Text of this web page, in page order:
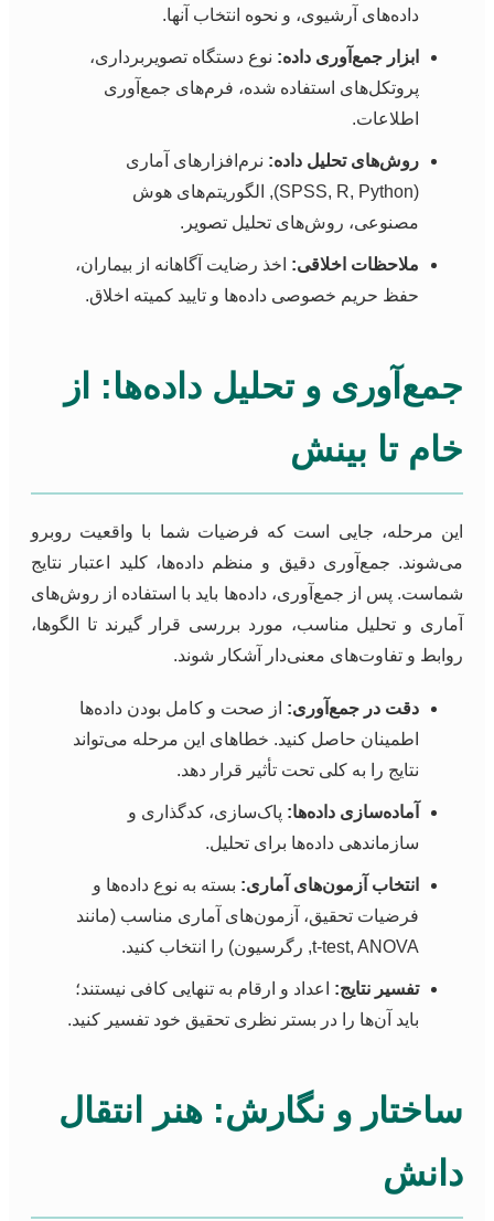
داده‌های آرشیوی، و نحوه انتخاب آنها.
ابزار جمع‌آوری داده: نوع دستگاه تصویربرداری،
پروتکل‌های استفاده شده، فرم‌های جمع‌آوری
اطلاعات.
روش‌های تحلیل داده: نرم‌افزارهای آماری
(SPSS, R, Python), الگوریتم‌های هوش
مصنوعی، روش‌های تحلیل تصویر.
ملاحظات اخلاقی: اخذ رضایت آگاهانه از بیماران،
حفظ حریم خصوصی داده‌ها و تایید کمیته اخلاق.
جمع‌آوری و تحلیل داده‌ها: از
خام تا بینش
این مرحله، جایی است که فرضیات شما با واقعیت روبرو
می‌شوند. جمع‌آوری دقیق و منظم داده‌ها، کلید اعتبار نتایج
شماست. پس از جمع‌آوری، داده‌ها باید با استفاده از روش‌های
آماری و تحلیل مناسب، مورد بررسی قرار گیرند تا الگوها،
روابط و تفاوت‌های معنی‌دار آشکار شوند.
دقت در جمع‌آوری: از صحت و کامل بودن داده‌ها
اطمینان حاصل کنید. خطاهای این مرحله می‌تواند
نتایج را به کلی تحت تأثیر قرار دهد.
آماده‌سازی داده‌ها: پاک‌سازی، کدگذاری و
سازماندهی داده‌ها برای تحلیل.
انتخاب آزمون‌های آماری: بسته به نوع داده‌ها و
فرضیات تحقیق، آزمون‌های آماری مناسب (مانند
t-test, ANOVA, رگرسیون) را انتخاب کنید.
تفسیر نتایج: اعداد و ارقام به تنهایی کافی نیستند؛
باید آن‌ها را در بستر نظری تحقیق خود تفسیر کنید.
ساختار و نگارش: هنر انتقال
دانش